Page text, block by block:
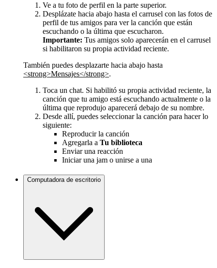
Ve a tu foto de perfil en la parte superior.
Desplázate hacia abajo hasta el carrusel con las fotos de
perfil de tus amigos para ver la canción que están
escuchando o la última que escucharon.
Importante: Tus amigos solo aparecerán en el carrusel
si habilitaron su propia actividad reciente.
También puedes desplazarte hacia abajo hasta
<strong>Mensajes</strong>.
Toca un chat. Si habilitó su propia actividad reciente, la
canción que tu amigo está escuchando actualmente o la
última que reprodujo aparecerá debajo de su nombre.
Desde allí, puedes seleccionar la canción para hacer lo
siguiente:
Reproducir la canción
Agregarla a Tu biblioteca
Enviar una reacción
Iniciar una jam o unirse a una
Computadora de escritorio